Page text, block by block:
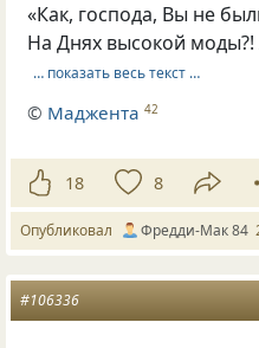
«Как, господа, Вы не
На Днях высокой
… показать весь текст …
© Маджента 42
18 8
Опубликовал Фредди-Мак 84
#106336